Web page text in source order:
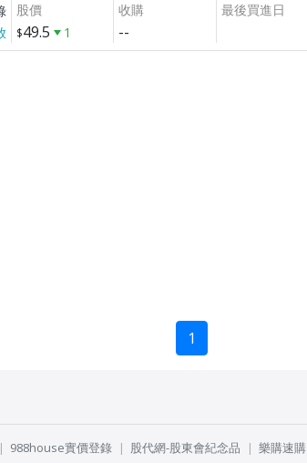
股價
49.5 1
收購
--
最後買進日
1
988house實價登錄 股代網-股東會紀念品 樂購速購